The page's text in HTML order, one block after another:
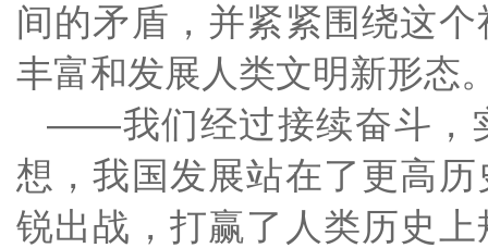
间的矛盾，并紧紧围绕这
丰富和发展人类文明新形态
——我们经过接续奋斗，
想，我国发展站在了更高
锐出战，打赢了人类历史